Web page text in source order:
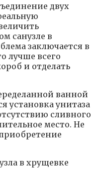
двух
санузле в
заключается в
лучше всего
и отделать
ванной
установка унитаза
сливного
место. Не